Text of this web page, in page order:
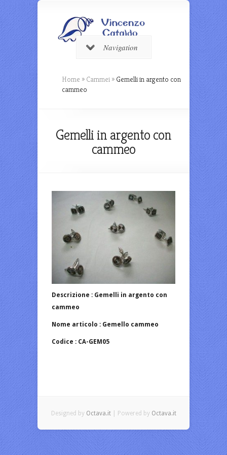
Navigation
Home » Cammei » Gemelli in argento con
cammeo
Gemelli in argento con
cammeo
Descrizione : Gemelli in argento con
cammeo
Nome articolo : Gemello cammeo
Codice : CA-GEM05
Designed by Octava.it| Powered by Octava.it